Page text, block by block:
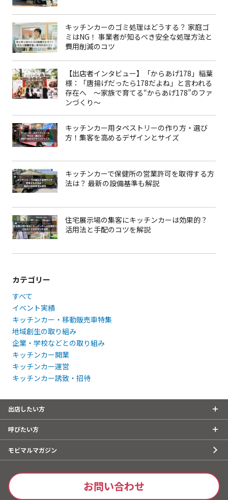
キッチンカーのゴミ処理はどうする？ 家庭ゴ
ミはNG！ 事業者が知るべき安全な処理方法と
費用削減のコツ
【出店者インタビュー】「からあげ178」稲葉
様：「唐揚げだったら178だよね」と言われる
存在へ 〜家族で育てる“からあげ178”のファ
ンづくり〜
キッチンカー用タペストリーの作り方・選び
方！集客を高めるデザインとサイズ
キッチンカーで保健所の営業許可を取得する方
法は？ 最新の設備基準も解説
住宅展示場の集客にキッチンカーは効果的？
活用法と手配のコツを解説
カテゴリー
すべて
イベント実績
キッチンカー・移動販売車特集
地域創生の取り組み
企業・学校などとの取り組み
キッチンカー開業
キッチンカー運営
キッチンカー誘致・招待
出店したい方
呼びたい方
モビマルマガジン
お問い合わせ